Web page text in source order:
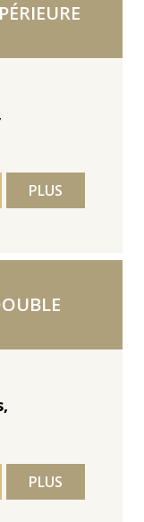
PLUS
PLUS